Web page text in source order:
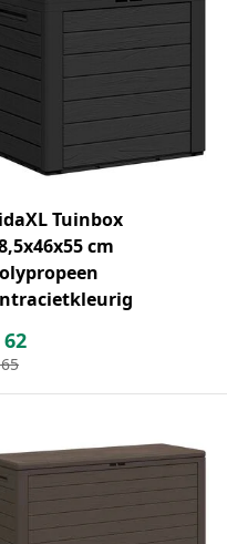
Tuinbox
cm
62
65